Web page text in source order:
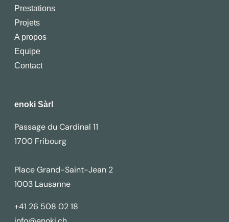
Prestations
Projets
A propos
Equipe
Contact
enoki Sàrl
Passage du Cardinal 11
1700 Fribourg
Place Grand-Saint-Jean 2
1003 Lausanne
+41 26 508 02 18